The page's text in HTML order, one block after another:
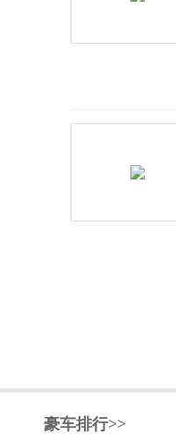
豪车排行>>